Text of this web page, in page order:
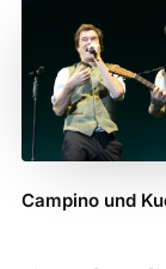
Campino und